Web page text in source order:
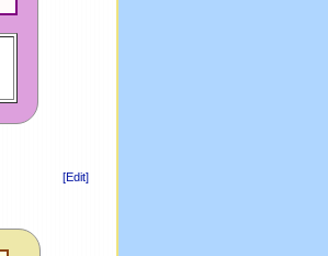
[Edit]